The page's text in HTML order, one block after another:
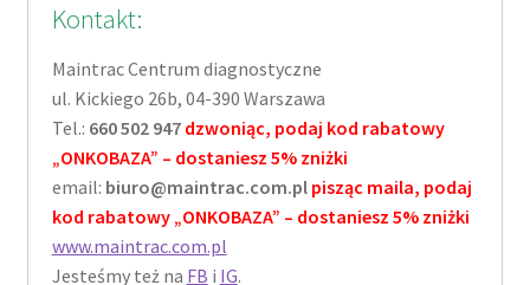
Kontakt:
Maintrac Centrum diagnostyczne
ul. Kickiego 26b, 04-390 Warszawa
Tel.: 660 502 947 dzwoniąc, podaj kod rabatowy
„ONKOBAZA” – dostaniesz 5% zniżki
email: biuro@maintrac.com.pl pisząc maila, podaj
kod rabatowy „ONKOBAZA” – dostaniesz 5% zniżki
www.maintrac.com.pl
Jesteśmy też na FB i IG.